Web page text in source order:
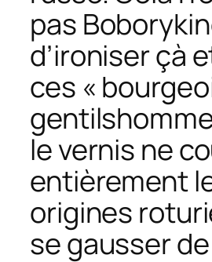
pas
d’ironiser çà
ces «
le vernis ne
entièrement
origines
se gausser de